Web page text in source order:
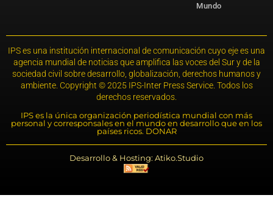
Mundo
IPS es una institución internacional de comunicación cuyo eje es una
agencia mundial de noticias que amplifica las voces del Sur y de la
sociedad civil sobre desarrollo, globalización, derechos humanos y
ambiente. Copyright © 2025 IPS-Inter Press Service. Todos los
derechos reservados.
IPS es la única organización periodística mundial con más
personal y corresponsales en el mundo en desarrollo que en los
países ricos. DONAR
Desarrollo & Hosting: Atiko.Studio